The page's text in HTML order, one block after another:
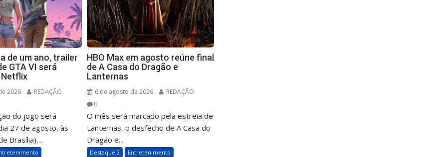
de um ano, trailer
GTA VI será
Netflix
2026
REDAÇÃO
do jogo será
27 de agosto, às
Brasília),...
HBO Max em agosto reúne final
de A Casa do Dragão e
Lanternas
6 de agosto de 2026
REDAÇÃO
0
O mês será marcado pela estreia de
Lanternas, o desfecho de A Casa do
Dragão e...
Destaque 2 Entretenimento